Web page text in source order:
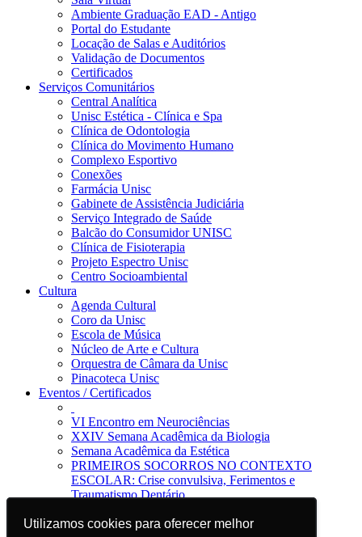
Utilizamos cookies para oferecer melhor
Utilizamos cookies para oferecer melhor
Ambiente Graduação EAD - Antigo
Portal do Estudante
Locação de Salas e Auditórios
Validação de Documentos
Certificados
Serviços Comunitários
Central Analítica
Unisc Estética - Clínica e Spa
Clínica de Odontologia
Clínica do Movimento Humano
Complexo Esportivo
Conexões
Farmácia Unisc
Gabinete de Assistência Judiciária
Serviço Integrado de Saúde
Balcão do Consumidor UNISC
Clínica de Fisioterapia
Projeto Espectro Unisc
Centro Socioambiental
Cultura
Agenda Cultural
Coro da Unisc
Escola de Música
Núcleo de Arte e Cultura
Orquestra de Câmara da Unisc
Pinacoteca Unisc
Eventos / Certificados
VI Encontro em Neurociências
XXIV Semana Acadêmica da Biologia
Semana Acadêmica da Estética
PRIMEIROS SOCORROS NO CONTEXTO
ESCOLAR: Crise convulsiva, Ferimentos e
Traumatismo Dentário
Jornal da Unisc